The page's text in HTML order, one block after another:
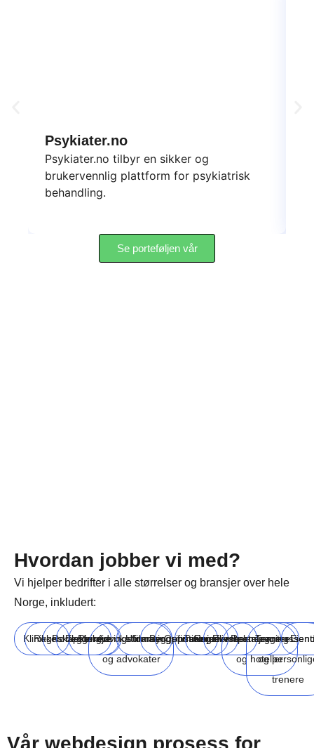
Psykiater.no
Psykiater.no tilbyr en sikker og
brukervennlig plattform for psykiatrisk
behandling.
Se porteføljen vår
Hvordan jobber vi med?
Vi hjelper bedrifter i alle størrelser og bransjer over hele
Norge, inkludert:
Klinikker
Regnskapsførere
Rørleggere
Elektrikere
Rengjøringsfirmaer
Advokatfirmaer
og advokater
Utdanningsinstitusjoner
Byggefirmaer
Oppussingsfirmaer
Turisme
Reiselivsbransjen
Eventplanleggere
Restauranter
og hoteller
og
trenere